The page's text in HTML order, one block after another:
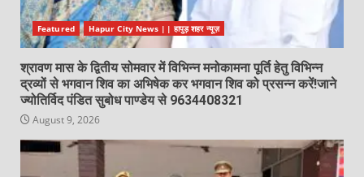
Featured Hapur City News || हापुड़ शहर न्यूज़
श्रावण मास के द्वितीय सोमवार में विभिन्न मनोकामना पूर्ति हेतु विभिन्न
द्रव्यों से भगवान शिव का अभिषेक कर भगवान शिव को प्रसन्न करें!जाने
ज्योतिर्विद पंडित सुबोध पाण्डेय से 9634408321
August 9, 2026